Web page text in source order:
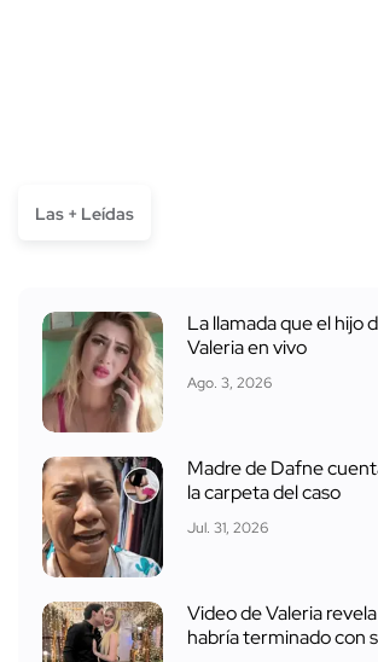
Las + Leídas
La llamada que el hijo
Valeria en vivo
Ago. 3, 2026
Madre de Dafne
la carpeta del caso
Jul. 31, 2026
Video de Valeria
habría terminado con